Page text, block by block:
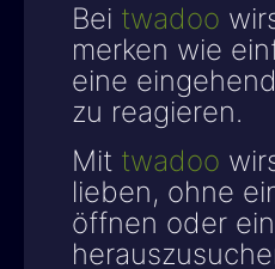
Bei twadoo
merken wie
eine
zu reagieren.
Mit twadoo
lieben, ohne
öffnen oder